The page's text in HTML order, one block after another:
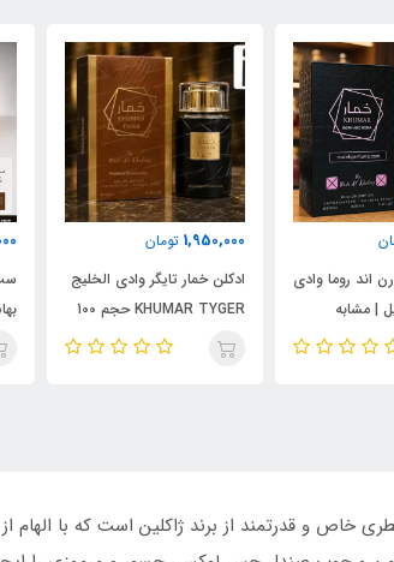
اند روما وادی
100 میل | مشابه
بورن این
1,950,000 تومان
ادکلن خمار تایگر وادی الخلیج
KHUMAR TYGER حجم 100
میل | رایحه‌ای مشابه بولگاری